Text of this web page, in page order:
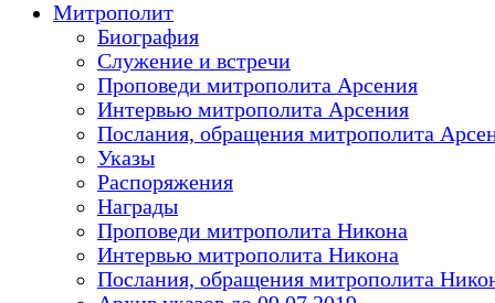
Митрополит
Биография
Служение и встречи
Проповеди митрополита Арсения
Интервью митрополита Арсения
Послания, обращения митрополита
Указы
Распоряжения
Награды
Проповеди митрополита Никона
Интервью митрополита Никона
Послания, обращения митрополита